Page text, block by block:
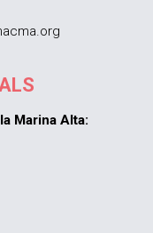
Marina Alta: